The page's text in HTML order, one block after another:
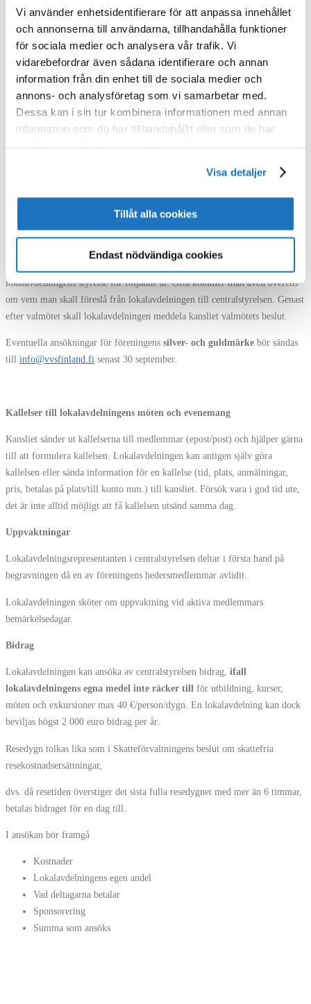
Vi använder enhetsidentifierare för att anpassa innehållet
och annonserna till användarna, tillhandahålla funktioner
för sociala medier och analysera vår trafik. Vi
vidarebefordrar även sådana identifierare och annan
information från din enhet till de sociala medier och
annons- och analysföretag som vi samarbetar med.
Dessa kan i sin tur kombinera informationen med annan
information som du har tillhandahållit eller som de har
Visa detaljer
Tillåt alla cookies
Endast nödvändiga cookies
om vem som suttit i styrelsen, vilka evenemang lokalavdelningen har
arrangerat, ifall lokalavdelningen uppvaktat någon under året mm.
Februari-mars
Normalt brukar lokalavdelningen arrangera ettårsmöteinom februari-
mars, där lokalavdelningens räkenskaper och verksamhet presenteras för
lokalavdelningens medlemmarna.
person som föreslår någon till råd bör förutom motivering även skriftligen
på basen av informationen).
lokalavdelningens styrelse för följande år. Ofta kommer man även överens
om vem man skall föreslå från lokalavdelningen till centralstyrelsen. Genast
efter valmötet skall lokalavdelningen meddela kansliet valmötets beslut.
Eventuella ansökningar för föreningens silver- och guldmärke bör sändas
till info@vvsfinland.fi senast 30 september.
Kallelser till lokalavdelningens möten och evenemang
Kansliet sänder ut kallelserna till medlemmar (epost/post) och hjälper gärna
till att formulera kallelsen. Lokalavdelningen kan antigen själv göra
kallelsen eller sända information för en kallelse (tid, plats, anmälningar,
pris, betalas på plats/till konto mm.) till kansliet. Försök vara i god tid ute,
det är inte alltid möjligt att få kallelsen utsänd samma dag.
Uppvaktningar
Lokalavdelningsrepresentanten i centralstyrelsen deltar i första hand på
begravningen då en av föreningens hedersmedlemmar avlidit.
Lokalavdelningen sköter om uppvaktning vid aktiva medlemmars
bemärkelsedagar.
Bidrag
Lokalavdelningen kan ansöka av centralstyrelsen bidrag, ifall
lokalavdelningens egna medel inte räcker till för utbildning, kurser,
möten och exkursioner max 40 €/person/dygn. En lokalavdelning kan dock
beviljas högst 2 000 euro bidrag per år.
Resedygn tolkas lika som i Skatteförvaltningens beslut om skattefria
resekostnadsersättningar,
dvs. då resetiden överstiger det sista fulla resedygnet med mer än 6 timmar,
betalas bidraget för en dag till.
I ansökan bör framgå
Kostnader
Lokalavdelningens egen andel
Vad deltagarna betalar
Sponsorering
Summa som ansöks